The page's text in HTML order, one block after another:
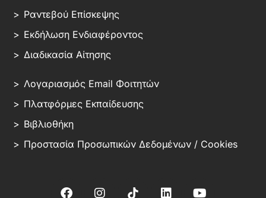
Ραντεβού Επίσκεψης
Εκδήλωση Ενδιαφέροντος
Διαδικασία Αίτησης
Λογαριασμός Email Φοιτητών
Πλατφόρμες Εκπαίδευσης
Βιβλιοθήκη
Προστασία Προσωπικών Δεδομένων / Cookies